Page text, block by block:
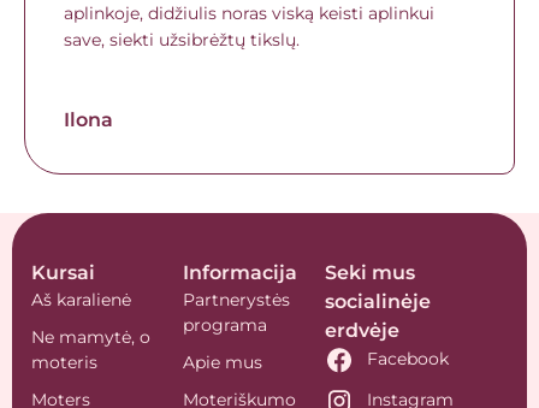
Ilona
aplinkoje, didžiulis noras viską keisti aplinkui
save, siekti užsibrėžtų tikslų.
Kursai
Aš karalienė
Ne mamytė, o
moteris
Moters
Informacija
Partnerystės
programa
Apie mus
Moteriškumo
Seki mus
socialinėje
erdvėje
Facebook
Instagram